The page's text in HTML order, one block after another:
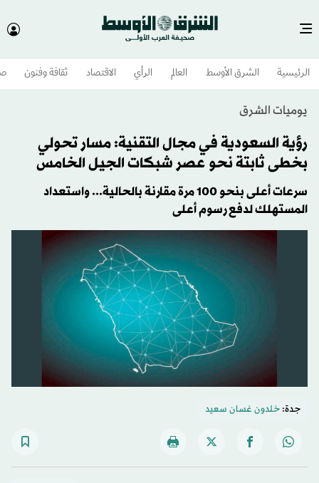
الرئيسية الشرق الأوسط​ العالم الرأي الاقتصاد ثقافة وفنون
يوميات الشرق
رؤية السعودية في مجال التقنية: مسار تحولي
بخطى ثابتة نحو عصر شبكات الجيل الخامس
سرعات أعلى بنحو 100 مرة مقارنة بالحالية... واستعداد
المستهلك لدفع رسوم أعلى
جدة:خلدون غسان سعيد